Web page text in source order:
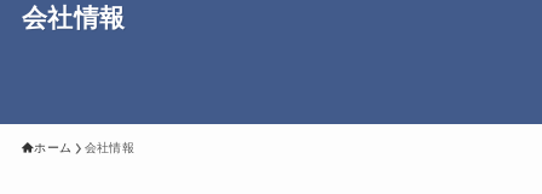
会社情報
ホーム 会社情報